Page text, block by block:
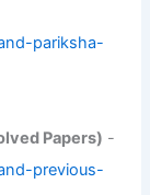
pariksha-
Papers) -
previous-